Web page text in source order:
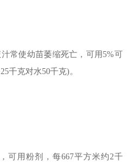
常使幼苗萎缩死亡，可用5%可
千克对水50千克)。
可用粉剂，每667平方米约2千